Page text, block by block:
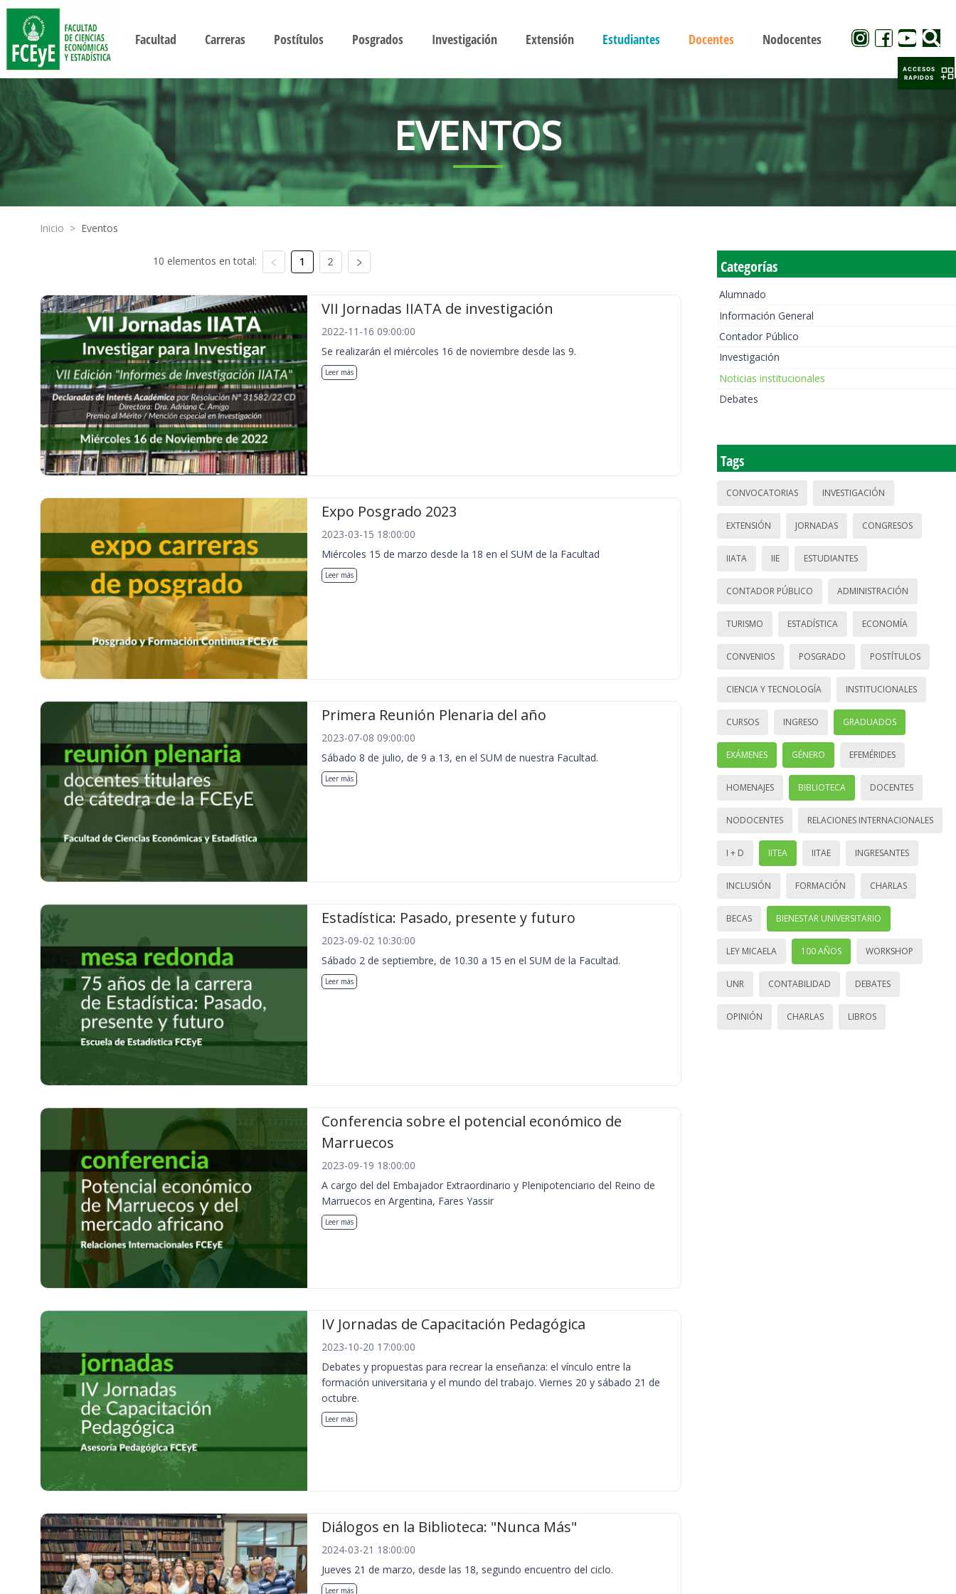
Facultad Carreras Postítulos Posgrados Investigación Extensión Estudiantes Docentes Nodocentes
EVENTOS
Inicio > Eventos
10 elementos en total: 1 2
VII Jornadas IIATA de investigación
2022-11-16 09:00:00
Se realizarán el miércoles 16 de noviembre desde las 9.
Leer más
Expo Posgrado 2023
2023-03-15 18:00:00
Miércoles 15 de marzo desde la 18 en el SUM de la Facultad
Leer más
Primera Reunión Plenaria del año
2023-07-08 09:00:00
Sábado 8 de julio, de 9 a 13, en el SUM de nuestra Facultad.
Leer más
Estadística: Pasado, presente y futuro
2023-09-02 10:30:00
Sábado 2 de septiembre, de 10.30 a 15 en el SUM de la Facultad.
Leer más
Conferencia sobre el potencial económico de
Marruecos
2023-09-19 18:00:00
A cargo del del Embajador Extraordinario y Plenipotenciario del Reino de
Marruecos en Argentina, Fares Yassir
Leer más
IV Jornadas de Capacitación Pedagógica
2023-10-20 17:00:00
Debates y propuestas para recrear la enseñanza: el vínculo entre la
formación universitaria y el mundo del trabajo. Viernes 20 y sábado 21 de
octubre.
Leer más
Diálogos en la Biblioteca: "Nunca Más"
2024-03-21 18:00:00
Jueves 21 de marzo, desde las 18, segundo encuentro del ciclo.
Leer más
Categorías
Alumnado
Información General
Contador Público
Investigación
Noticias institucionales
Debates
Tags
CONVOCATORIAS INVESTIGACIÓN
EXTENSIÓN JORNADAS CONGRESOS
IIATA IIE ESTUDIANTES
CONTADOR PÚBLICO ADMINISTRACIÓN
TURISMO ESTADÍSTICA ECONOMÍA
CONVENIOS POSGRADO POSTÍTULOS
CIENCIA Y TECNOLOGÍA INSTITUCIONALES
CURSOS INGRESO GRADUADOS
EXÁMENES GÉNERO EFEMÉRIDES
HOMENAJES BIBLIOTECA DOCENTES
NODOCENTES RELACIONES INTERNACIONALES
I + D IITEA IITAE INGRESANTES
INCLUSIÓN FORMACIÓN CHARLAS
BECAS BIENESTAR UNIVERSITARIO
LEY MICAELA 100 AÑOS WORKSHOP
UNR CONTABILIDAD DEBATES
OPINIÓN CHARLAS LIBROS
ACCESOS
RAPIDOS